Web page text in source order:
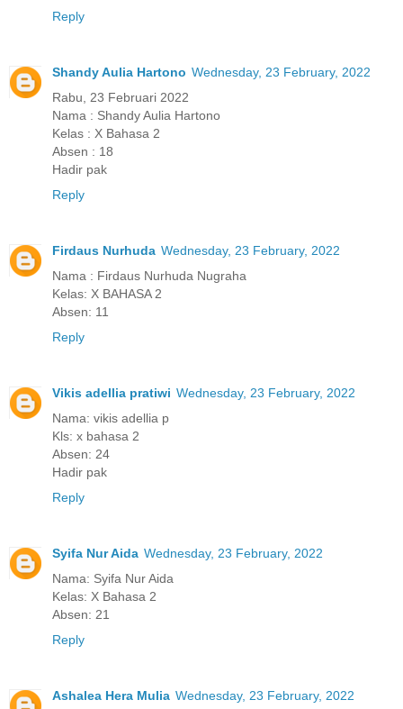
Reply
Shandy Aulia Hartono Wednesday, 23 February, 2022
Rabu, 23 Februari 2022
Nama : Shandy Aulia Hartono
Kelas : X Bahasa 2
Absen : 18
Hadir pak
Reply
Firdaus Nurhuda Wednesday, 23 February, 2022
Nama : Firdaus Nurhuda Nugraha
Kelas: X BAHASA 2
Absen: 11
Reply
Vikis adellia pratiwi Wednesday, 23 February, 2022
Nama: vikis adellia p
Kls: x bahasa 2
Absen: 24
Hadir pak
Reply
Syifa Nur Aida Wednesday, 23 February, 2022
Nama: Syifa Nur Aida
Kelas: X Bahasa 2
Absen: 21
Reply
Ashalea Hera Mulia Wednesday, 23 February, 2022